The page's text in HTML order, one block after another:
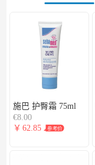
施巴 护臀霜 75ml
€8.00
￥ 62.85 参考价
继续逛
继续逛
取消返回